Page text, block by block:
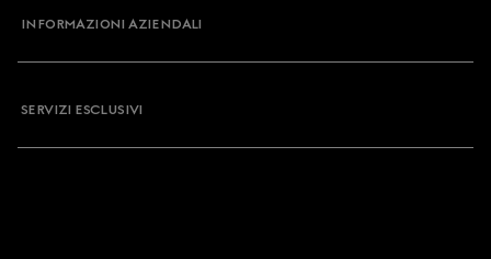
INFORMAZIONI AZIENDALI
SERVIZI ESCLUSIVI